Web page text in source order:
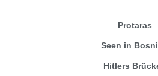
Protaras
Seen in
Hitlers